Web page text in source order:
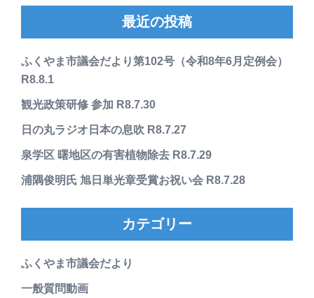
最近の投稿
ふくやま市議会だより第102号（令和8年6月定例会）
R8.8.1
観光政策研修 参加 R8.7.30
日の丸ラジオ日本の息吹 R8.7.27
泉学区 曙地区の有害植物除去 R8.7.29
浦隅俊明氏 旭日単光章受賞お祝い会 R8.7.28
カテゴリー
ふくやま市議会だより
一般質問動画